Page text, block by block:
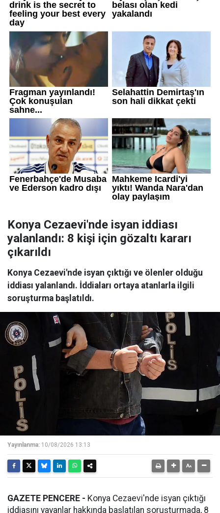
Konya Cezaevi'nde isyan iddiası
yalanlandı: 8 kişi için gözaltı kararı
çıkarıldı
Konya Cezaevi'nde isyan çıktığı ve ölenler olduğu
iddiası yalanlandı. İddiaları ortaya atanlarla ilgili
soruşturma başlatıldı.
Yayınlanma: 10/08/2026 13:13
GAZETE PENCERE - Konya Cezaevi'nde isyan çıktığı
iddiasını yayanlar hakkında başlatılan soruşturmada, 8